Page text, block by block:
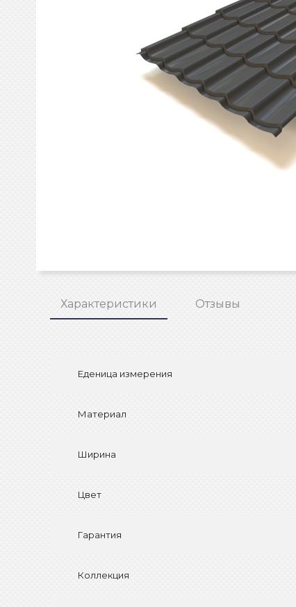
Характеристики Отзывы
Еденица измерения
Материал
Ширина
Цвет
Гарантия
Коллекция